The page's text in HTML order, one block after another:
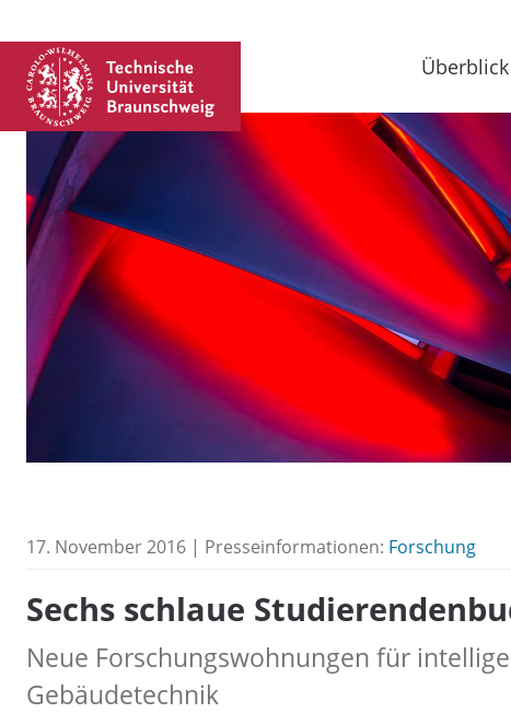
Überblick
17. November 2016 | Presseinformationen: Forschung
Sechs schlaue
Neue Forschungswohnungen für
Gebäudetechnik